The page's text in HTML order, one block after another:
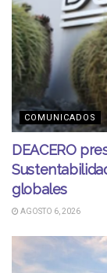
COMUNICADOS
DEACERO
globales
AGOSTO 6, 2026